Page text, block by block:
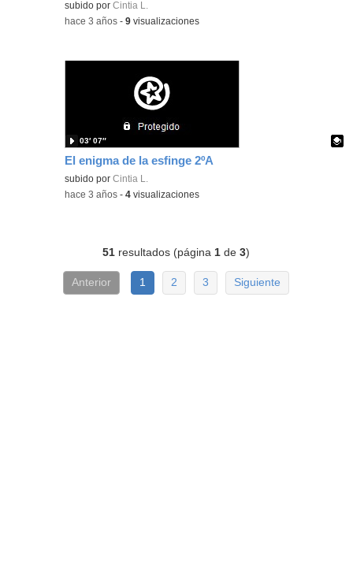
Contenido educativo.
subido porCintia L.
-hace 3 años -9 visualizaciones
El enigma de la esfinge 2ºA
Contenido educativo.
subido porCintia L.
03′ 07″
-hace 3 años -4 visualizaciones
51 resultados (página 1 de3)
Anterior 1 2 3 Siguiente